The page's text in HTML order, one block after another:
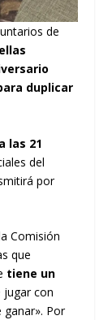
de
duplicar
las 21
del
por
Comisión
que
tiene un
jugar con
Por